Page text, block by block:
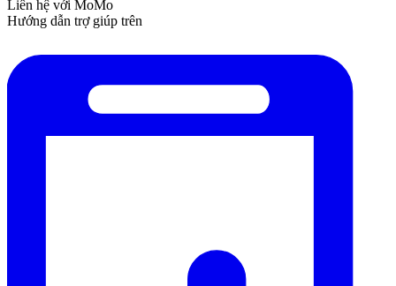
Liên hệ với MoMo
Hướng dẫn trợ giúp trên